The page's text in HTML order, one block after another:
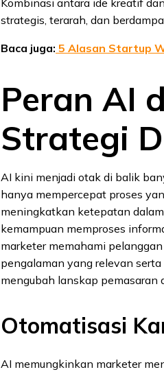
strategis, terarah, dan
Baca juga: 5 Alasan Startup
Peran AI
Strategi
AI kini menjadi otak di balik
hanya mempercepat proses
meningkatkan ketepatan
kemampuan memproses
marketer memahami
pengalaman yang relevan
mengubah lanskap pemasaran
Otomatisasi
AI memungkinkan marketer